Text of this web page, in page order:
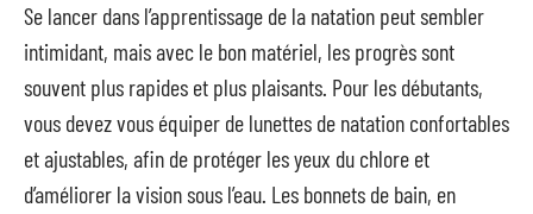
Se lancer dans l’apprentissage de la natation peut sembler
intimidant, mais avec le bon matériel, les progrès sont
souvent plus rapides et plus plaisants. Pour les débutants,
vous devez vous équiper de lunettes de natation confortables
et ajustables, afin de protéger les yeux du chlore et
d’améliorer la vision sous l’eau. Les bonnets de bain, en